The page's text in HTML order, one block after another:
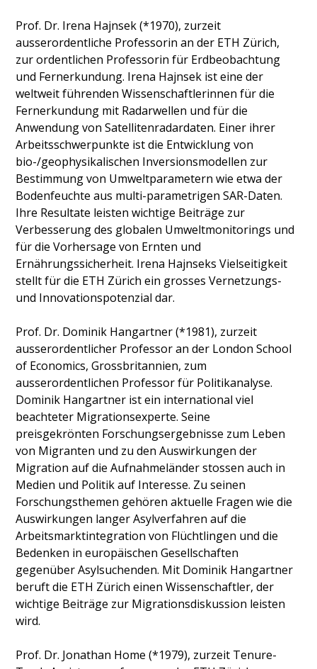
Prof. Dr. Irena Hajnsek (*1970), zurzeit
ausserordentliche Professorin an der ETH Zürich,
zur ordentlichen Professorin für Erdbeobachtung
und Fernerkundung. Irena Hajnsek ist eine der
weltweit führenden Wissenschaftlerinnen für die
Fernerkundung mit Radarwellen und für die
Anwendung von Satellitenradardaten. Einer ihrer
Arbeitsschwerpunkte ist die Entwicklung von
bio-/geophysikalischen Inversionsmodellen zur
Bestimmung von Umweltparametern wie etwa der
Bodenfeuchte aus multi-parametrigen SAR-Daten.
Ihre Resultate leisten wichtige Beiträge zur
Verbesserung des globalen Umweltmonitorings und
für die Vorhersage von Ernten und
Ernährungssicherheit. Irena Hajnseks Vielseitigkeit
stellt für die ETH Zürich ein grosses Vernetzungs-
und Innovationspotenzial dar.
Prof. Dr. Dominik Hangartner (*1981), zurzeit
ausserordentlicher Professor an der London School
of Economics, Grossbritannien, zum
ausserordentlichen Professor für Politikanalyse.
Dominik Hangartner ist ein international viel
beachteter Migrationsexperte. Seine
preisgekrönten Forschungsergebnisse zum Leben
von Migranten und zu den Auswirkungen der
Migration auf die Aufnahmeländer stossen auch in
Medien und Politik auf Interesse. Zu seinen
Forschungsthemen gehören aktuelle Fragen wie die
Auswirkungen langer Asylverfahren auf die
Arbeitsmarktintegration von Flüchtlingen und die
Bedenken in europäischen Gesellschaften
gegenüber Asylsuchenden. Mit Dominik Hangartner
beruft die ETH Zürich einen Wissenschaftler, der
wichtige Beiträge zur Migrationsdiskussion leisten
wird.
Prof. Dr. Jonathan Home (*1979), zurzeit Tenure-